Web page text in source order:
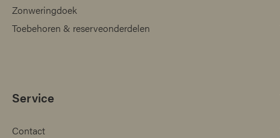
Zonweringdoek
Toebehoren & reserveonderdelen
Service
Contact